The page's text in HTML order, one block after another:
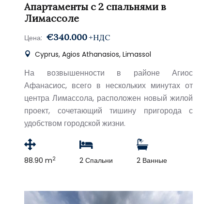
Апартаменты с 2 спальнями в
Лимассоле
Цена: €340.000 +НДС
Cyprus, Agios Athanasios, Limassol
На возвышенности в районе Агиос
Афанасиос, всего в нескольких минутах от
центра Лимассола, расположен новый жилой
проект, сочетающий тишину пригорода с
удобством городской жизни.
88.90 m2 2 Спальни 2 Ванные